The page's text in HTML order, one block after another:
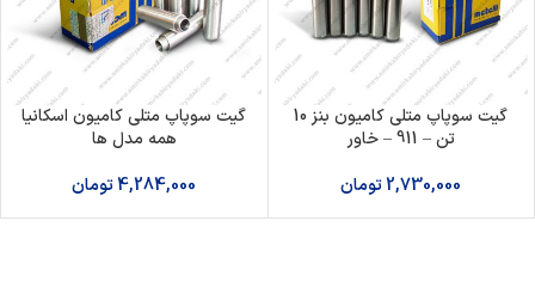
گیت سوپاپ متلی کامیون بنز 10
تن – 911 – خاور
2,730,000تومان
گیت سوپاپ متلی کامیون اسکانیا
همه مدل ها
4,284,000تومان